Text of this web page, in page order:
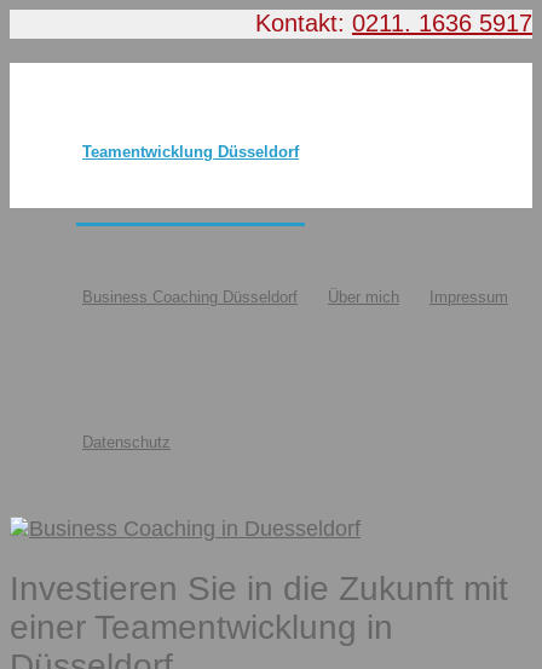
Kontakt: 0211. 1636 5917
Teamentwicklung Düsseldorf
Business Coaching Düsseldorf Über mich Impressum
Datenschutz
Investieren Sie in die Zukunft mit
einer Teamentwicklung in